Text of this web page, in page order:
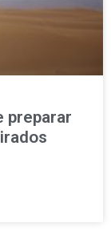
preparar